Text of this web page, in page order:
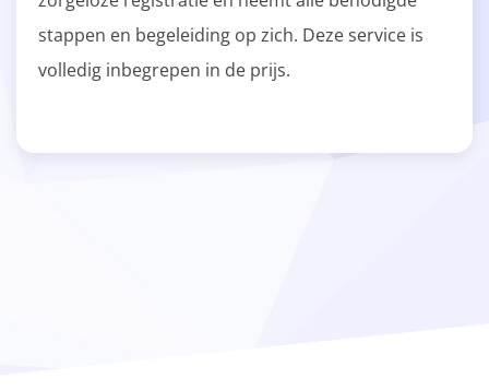
stappen en begeleiding op zich. Deze service is
volledig inbegrepen in de prijs.